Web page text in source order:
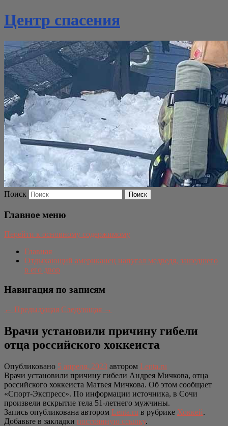
Центр спасения
Поиск
Главное меню
Перейти к основному содержимому
Главная
Отдыхающий американец напугал медведя, зашедшего
в его двор
Навигация по записям
← Предыдущая Следующая →
Врачи установили причину гибели
отца российского хоккеиста
Опубликовано 5 апреля, 2023 автором Lenta.ru
Врачи установили причину гибели Андрея Мичкова, отца
российского хоккеиста Матвея Мичкова. Об этом сообщает
«Спорт-Экспресс». По информации источника, в Сочи
произвели вскрытие тела 51-летнего мужчины.
Запись опубликована автором Lenta.ru в рубрике Хоккей.
Добавьте в закладки постоянную ссылку.